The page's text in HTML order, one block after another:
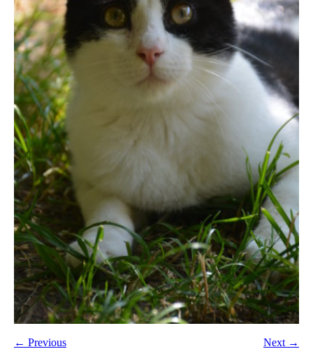
← Previous Next →